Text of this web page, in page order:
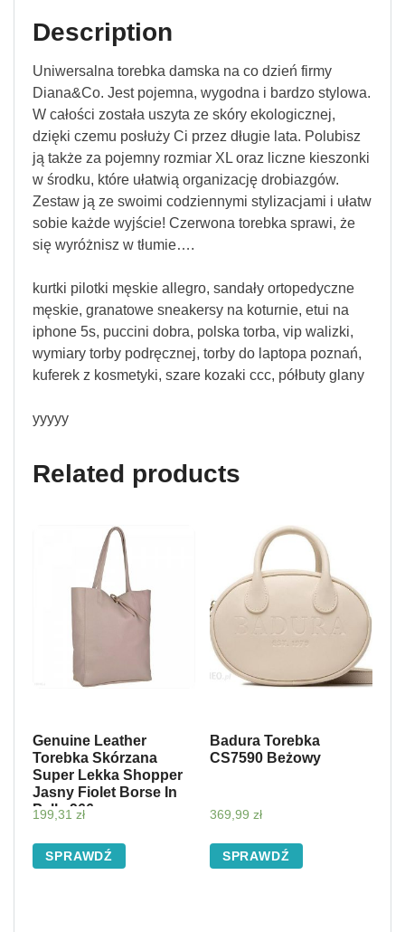
Description
Uniwersalna torebka damska na co dzień firmy
Diana&Co. Jest pojemna, wygodna i bardzo stylowa.
W całości została uszyta ze skóry ekologicznej,
dzięki czemu posłuży Ci przez długie lata. Polubisz
ją także za pojemny rozmiar XL oraz liczne kieszonki
w środku, które ułatwią organizację drobiazgów.
Zestaw ją ze swoimi codziennymi stylizacjami i ułatw
sobie każde wyjście! Czerwona torebka sprawi, że
się wyróżnisz w tłumie….
kurtki pilotki męskie allegro, sandały ortopedyczne
męskie, granatowe sneakersy na koturnie, etui na
iphone 5s, puccini dobra, polska torba, vip walizki,
wymiary torby podręcznej, torby do laptopa poznań,
kuferek z kosmetyki, szare kozaki ccc, półbuty glany
yyyyy
Related products
Genuine Leather
Torebka Skórzana
Super Lekka Shopper
Jasny Fiolet Borse In
Pelle 966
199,31 zł
SPRAWDŹ
Badura Torebka
CS7590 Beżowy
369,99 zł
SPRAWDŹ